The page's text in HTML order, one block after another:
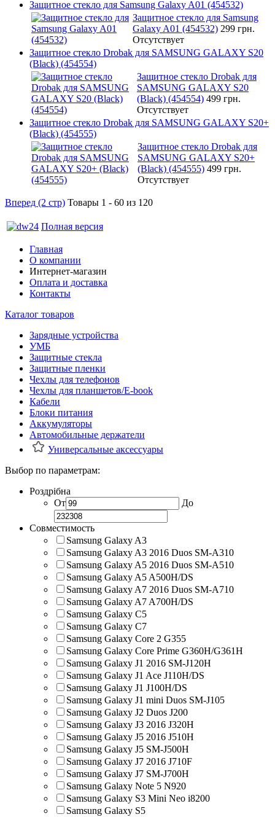
Защитное стекло для Samsung Galaxy A01 (454532)
Защитное стекло для Samsung
Galaxy A01 (454532) 299 грн.
Отсутствует
Защитное стекло Drobak для SAMSUNG GALAXY S20
(Black) (454554)
Защитное стекло Drobak для
SAMSUNG GALAXY S20
(Black) (454554) 499 грн.
Отсутствует
Защитное стекло Drobak для SAMSUNG GALAXY S20+
(Black) (454555)
Защитное стекло Drobak для
SAMSUNG GALAXY S20+
(Black) (454555) 499 грн.
Отсутствует
Вперед (2 стр) Товары 1 - 60 из 120
Полная версия
Главная
О компании
Интернет-магазин
Оплата и доставка
Контакты
Каталог товаров
Зарядные устройства
УМБ
Защитные стекла
Защитные пленки
Чехлы для телефонов
Чехлы для планшетов/E-book
Кабели
Блоки питания
Аккумуляторы
Автомобильные держатели
Универсальные аксессуары
Выбор по параметрам:
Роздрібна
От
До
Совместимость
Samsung Galaxy A3
Samsung Galaxy A3 2016 Duos SM-A310
Samsung Galaxy A5 2016 Duos SM-A510
Samsung Galaxy A5 A500H/DS
Samsung Galaxy A7 2016 Duos SM-A710
Samsung Galaxy A7 A700H/DS
Samsung Galaxy C5
Samsung Galaxy C7
Samsung Galaxy Core 2 G355
Samsung Galaxy Core Prime G360H/G361H
Samsung Galaxy J1 2016 SM-J120H
Samsung Galaxy J1 Ace J110H/DS
Samsung Galaxy J1 J100H/DS
Samsung Galaxy J1 mini Duos SM-J105
Samsung Galaxy J2 Duos J200
Samsung Galaxy J3 2016 J320H
Samsung Galaxy J5 2016 J510H
Samsung Galaxy J5 SM-J500H
Samsung Galaxy J7 2016 J710F
Samsung Galaxy J7 SM-J700H
Samsung Galaxy Note 5 N920
Samsung Galaxy S3 Mini Neo i8200
Samsung Galaxy S5